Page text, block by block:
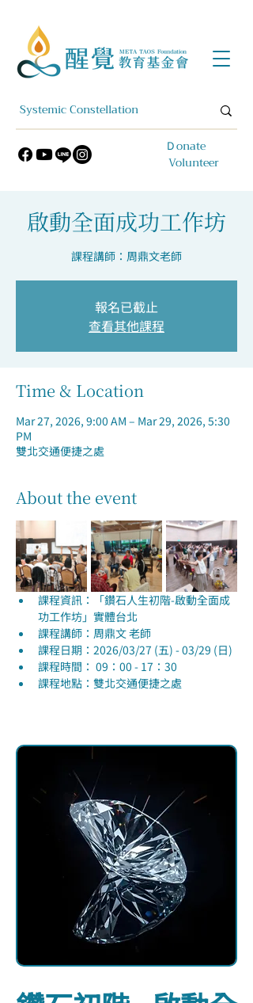
​Ｄonate
Volunteer
啟動全面成功工作坊
課程講師：周鼎文老師
報名已截止
查看其他課程
Time & Location
Mar 27, 2026, 9:00 AM – Mar 29, 2026, 5:30
PM
雙北交通便捷之處
About the event
課程資訊：「鑽石人生初階-啟動全面成
功工作坊」實體台北
課程講師：周鼎文 老師
課程日期：2026/03/27 (五) - 03/29 (日)
課程時間： 09：00 - 17：30
課程地點：雙北交通便捷之處